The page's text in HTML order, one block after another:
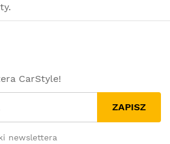
CarStyle!
ZAPISZ
newslettera